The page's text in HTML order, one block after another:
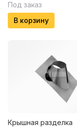
Под заказ
В корзину
Крышная разделка